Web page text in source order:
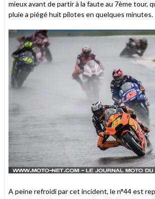
mieux avant de partir à la faute au 7ème tour,
pluie a piégé huit pilotes en quelques minutes.
A peine refroidi par cet incident, le n°44 est